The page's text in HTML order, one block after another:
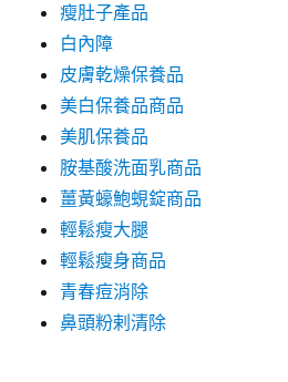
瘦肚子產品
白內障
皮膚乾燥保養品
美白保養品商品
美肌保養品
胺基酸洗面乳商品
薑黃蠔鮑蜆錠商品
輕鬆瘦大腿
輕鬆瘦身商品
青春痘消除
鼻頭粉剌清除